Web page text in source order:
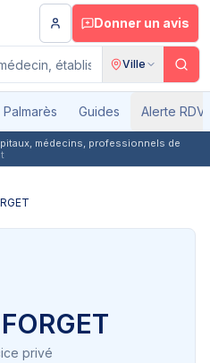
Donner un avis
Ville
Palmarès Guides Alerte RDV
médecins, professionnels de
privé